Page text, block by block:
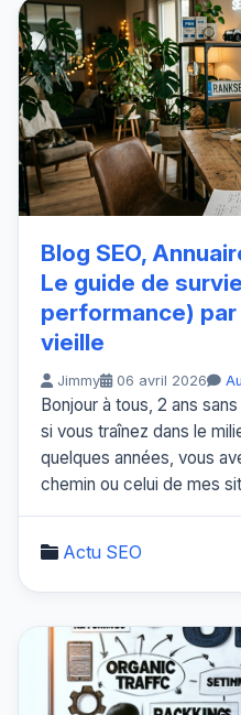
Blog SEO,
Le guide de
performance) par
vieille
Jimmy 06 avril 2026
Bonjour à tous, 2 ans
si vous traînez dans le
quelques années, vous
chemin ou celui de mes
Actu SEO